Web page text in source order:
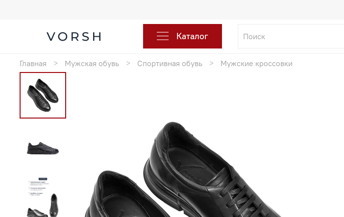
Каталог
Главная Мужская обувь Спортивная обувь Мужские кроссовки